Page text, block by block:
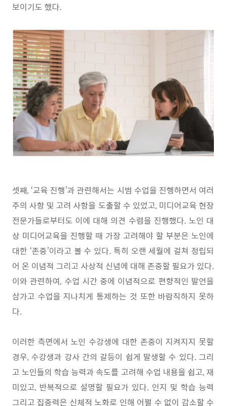
보이기도 했다.
셋째, ‘교육 진행’과 관련해서는 시범 수업을 진행하면서 여러
주의 사항 및 고려 사항을 도출할 수 있었고, 미디어교육 현장
전문가들로부터도 이에 대해 의견 수렴을 진행했다. 노인 대
상 미디어교육을 진행할 때 가장 고려해야 할 부분은 노인에
대한 ‘존중’이라고 볼 수 있다. 특히 오랜 세월에 걸쳐 정립되
어 온 이념적 그리고 사상적 신념에 대해 존중할 필요가 있다.
이와 관련하여, 수업 시간 중에 이념적으로 편향적인 발언을
삼가고 수업을 지나치게 통제하는 것 또한 바람직하지 못하
다.
이러한 측면에서 노인 수강생에 대한 존중이 지켜지지 못할
경우, 수강생과 강사 간의 갈등이 쉽게 발생할 수 있다. 그리
고 노인들의 학습 능력과 속도를 고려해 수업 내용을 쉽고, 재
미있고, 반복적으로 설명할 필요가 있다. 인지 및 학습 능력
그리고 집중력은 신체적 노화로 인해 어쩔 수 없이 감소할 수